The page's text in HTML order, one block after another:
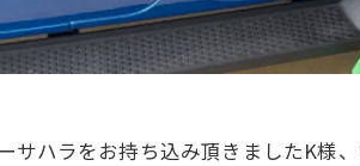
ハラをお持ち込み頂きましたK様、